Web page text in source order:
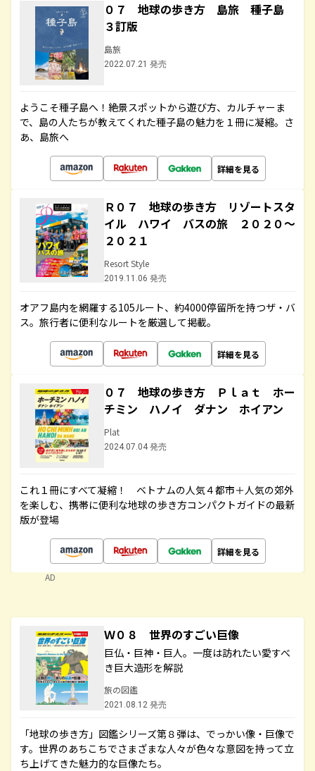
０７ 地球の歩き方 島旅 種子島
３訂版
島旅
2022.07.21 発売
ようこそ種子島へ！絶景スポットから遊び方、カルチャーま
で、島の人たちが教えてくれた種子島の魅力を１冊に凝縮。さ
あ、島旅へ
詳細を見る
Ｒ０７ 地球の歩き方 リゾートスタ
イル ハワイ バスの旅 ２０２０～
２０２１
Resort Style
2019.11.06 発売
オアフ島内を網羅する105ルート、約4000停留所を持つザ・バ
ス。旅行者に便利なルートを厳選して掲載。
詳細を見る
０７ 地球の歩き方 Ｐｌａｔ ホー
チミン ハノイ ダナン ホイアン
Plat
2024.07.04 発売
これ１冊にすべて凝縮！ ベトナムの人気４都市＋人気の郊外
を楽しむ、携帯に便利な地球の歩き方コンパクトガイドの最新
版が登場
詳細を見る
AD
Ｗ０８ 世界のすごい巨像
巨仏・巨神・巨人。一度は訪れたい愛すべ
き巨大造形を解説
旅の図鑑
2021.08.12 発売
「地球の歩き方」図鑑シリーズ第８弾は、でっかい像・巨像で
す。世界のあちこちでさまざまな人々が色々な意図を持って立
ち上げてきた魅力的な巨像たち。